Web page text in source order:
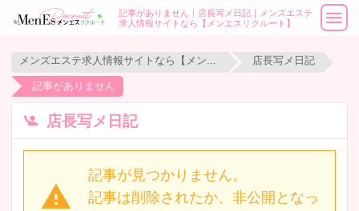
記事がありません｜店長写メ日記｜メンズエステ
求人情報サイトなら【メンエスリクルート】
店長写メ日記
記事がありません
店長写メ日記
記事が見つかりません。
記事は削除されたか、非公開となっ